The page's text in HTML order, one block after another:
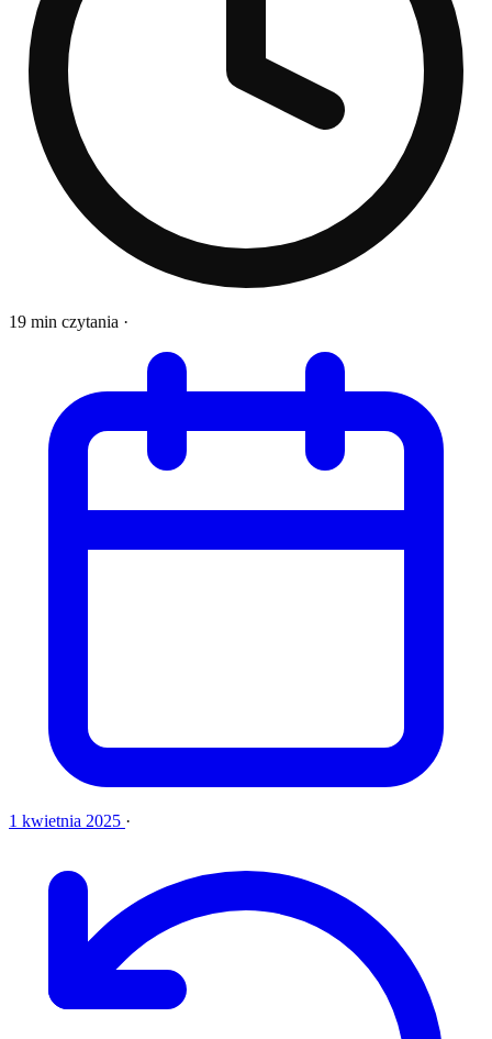
19 min czytania ·
1 kwietnia 2025 ·